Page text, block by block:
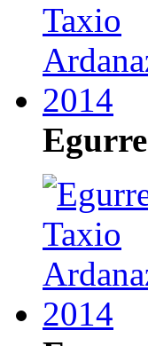
Egurre